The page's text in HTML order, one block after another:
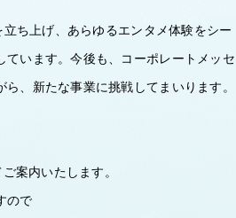
ち上げ、あらゆるエンタメ体験をシー
います。今後も、コーポレートメッセ
、新たな事業に挑戦してまいります。
案内いたします。
ので